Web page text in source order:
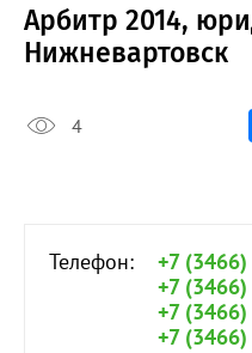
Арбитр 2014,
Нижневартовск
4
Телефон:
+7
+7
+7
+7